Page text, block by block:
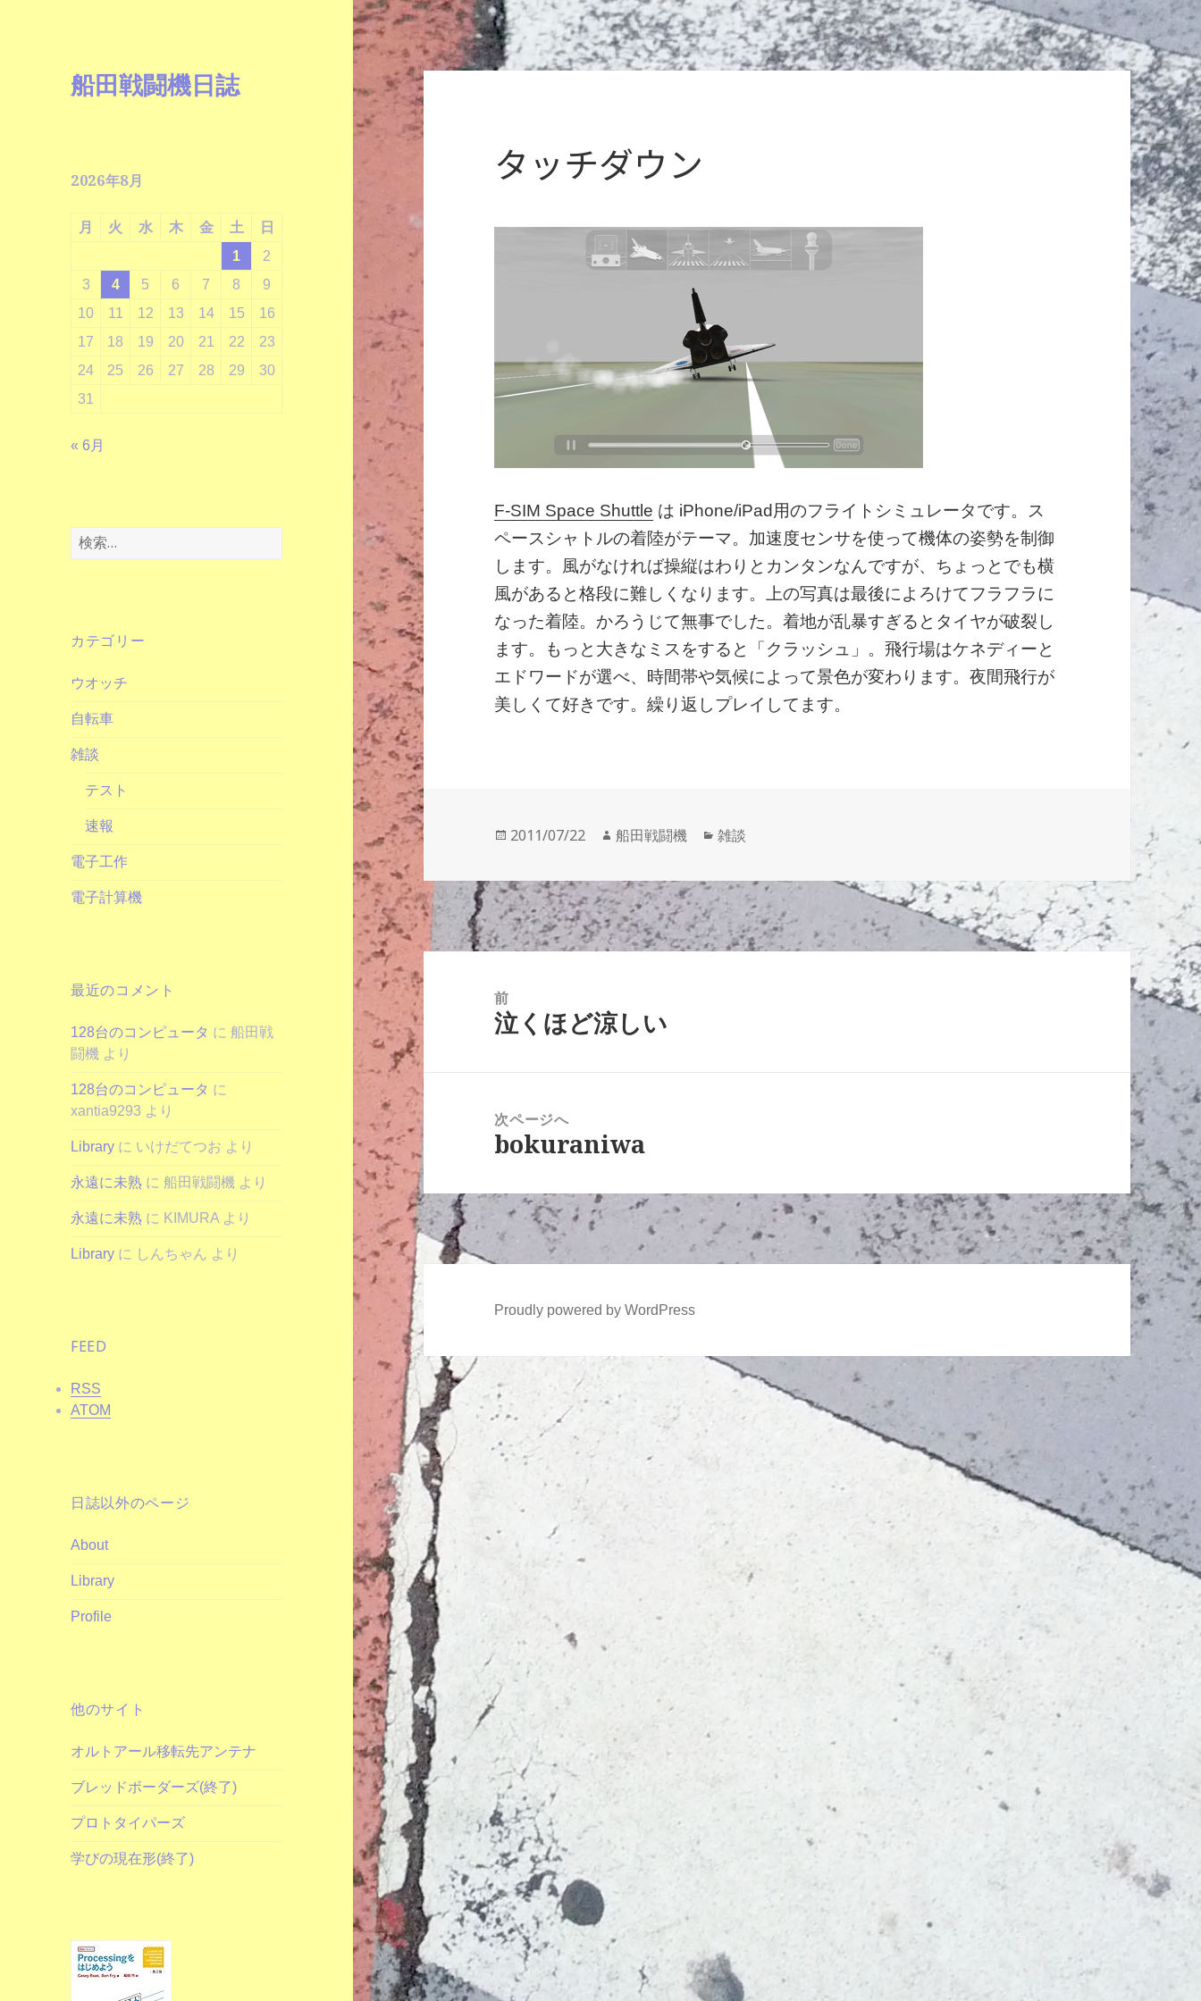
船田戦闘機日誌
2026年8月
月 火 水 木 金 土
日
1
2
3
4 5 6 7 8
9
10
11 12 13 14 15
16
17
18 19 20 21 22
23
24
25 26 27 28 29
30
31
« 6月
検
索:
カテゴリー
ウオッチ
自転車
雑談
テスト
速報
電子工作
電子計算機
最近のコメント
128台のコンピュータ に船田戦
闘機 より
128台のコンピュータ に
xantia9293 より
Library に いけだてつお より
永遠に未熟 に船田戦闘機 より
永遠に未熟 に KIMURA より
Library に しんちゃん より
FEED
RSS
ATOM
日誌以外のページ
About
Library
Profile
他のサイト
オルトアール移転先アンテナ
ブレッドボーダーズ(終了)
プロトタイパーズ
学びの現在形(終了)
タッチダウン
F-SIM Space Shuttle は iPhone/iPad用のフライトシミュレータです。ス
ペースシャトルの着陸がテーマ。加速度センサを使って機体の姿勢を制御
します。風がなければ操縦はわりとカンタンなんですが、ちょっとでも横
風があると格段に難しくなります。上の写真は最後によろけてフラフラに
なった着陸。かろうじて無事でした。着地が乱暴すぎるとタイヤが破裂し
ます。もっと大きなミスをすると「クラッシュ」。飛行場はケネディーと
エドワードが選べ、時間帯や気候によって景色が変わります。夜間飛行が
美しくて好きです。繰り返しプレイしてます。
投
日:
2011/07/22
作
者
船田戦闘機
カ
ゴ
リ
ー
雑談
稿
ビ
ー
前
前
泣くほど涼しい
次ページへ
次
投
bokuraniwa
Proudly powered by WordPress